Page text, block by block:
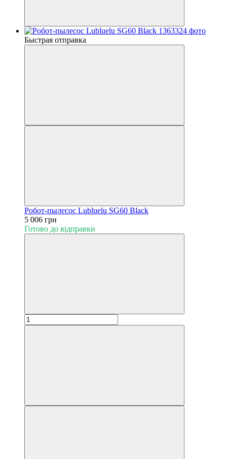
Быстрая отправка
Робот-пылесос Lubluelu SG60 Black
5 006 грн
Готово до відправки